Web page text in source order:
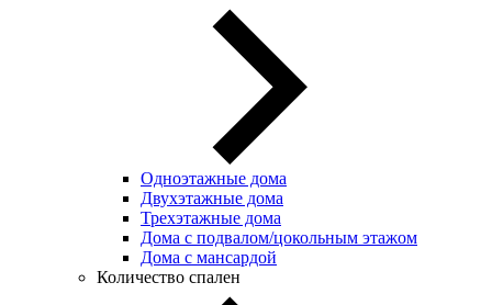
Одноэтажные дома
Двухэтажные дома
Трехэтажные дома
Дома с подвалом/цокольным этажом
Дома с мансардой
Количество спален